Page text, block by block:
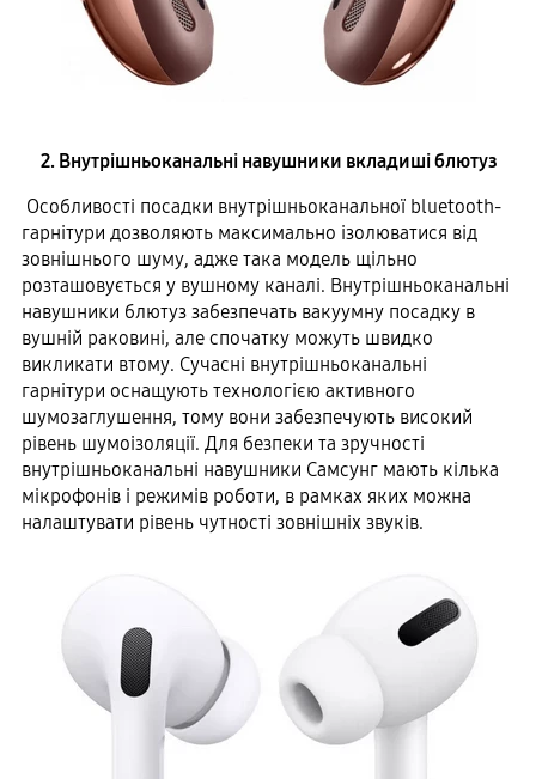
2. Внутрішньоканальні навушники вкладиші блютуз
Особливості посадки внутрішньоканальної bluetooth-
гарнітури дозволяють максимально ізолюватися від
зовнішнього шуму, адже така модель щільно
розташовується у вушному каналі. Внутрішньоканальні
навушники блютуз забезпечать вакуумну посадку в
вушній раковині, але спочатку можуть швидко
викликати втому. Сучасні внутрішньоканальні
гарнітури оснащують технологією активного
шумозаглушення, тому вони забезпечують високий
рівень шумоізоляції. Для безпеки та зручності
внутрішньоканальні навушники Самсунг мають кілька
мікрофонів і режимів роботи, в рамках яких можна
налаштувати рівень чутності зовнішніх звуків.